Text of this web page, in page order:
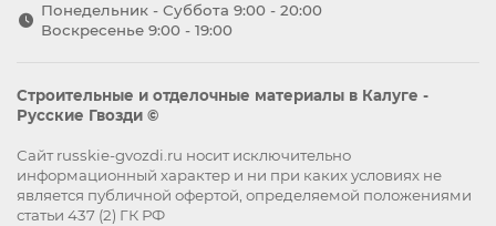
Понедельник - Суббота 9:00 - 20:00
Воскресенье 9:00 - 19:00
Строительные и отделочные материалы в Калуге -
Русские Гвозди ©
Сайт russkie-gvozdi.ru носит исключительно
информационный характер и ни при каких условиях не
является публичной офертой, определяемой положениями
статьи 437 (2) ГК РФ